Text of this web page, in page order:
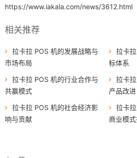
https://www.iakala.com/news/3612.html
相关推荐
拉卡拉 POS 机的发展战略与
市场布局
拉卡
标体系
拉卡拉 POS 机的行业合作与
共赢模式
拉卡
产品改进
拉卡拉 POS 机的社会经济影
响与贡献
拉卡
商业模